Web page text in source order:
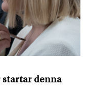
startar denna